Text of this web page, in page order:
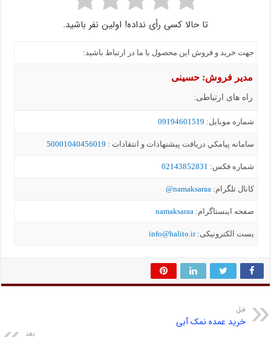
تا حالا کسی رأی نداده! اولین نفر باشید.
جهت خرید و فروش این محصول با ما در ارتباط باشید:
مدیر فروش: حسینی
راه های ارتباطی:
شماره موبايل: 09194601519
سامانه پيامکي دریافت پیشنهادات و انتقادات : 50001040456019
شماره فکس: 02143852831
کانال تلگرام:namaksaraa@
صفحه اینستاگرام:namaksaraa
یست الکترونیکی:info@halito.ir
قبل
خرید عمده نمک آبی
بعد